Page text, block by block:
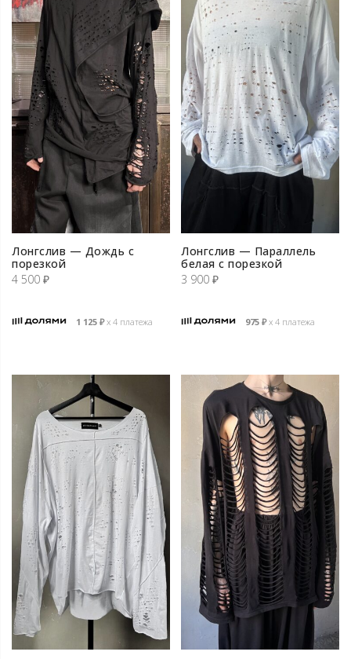
Лонгслив — Дождь с
порезкой
4 500 ₽
1 125 ₽х 4 платежа
Лонгслив — Параллель
белая с порезкой
3 900 ₽
975 ₽х 4 платежа